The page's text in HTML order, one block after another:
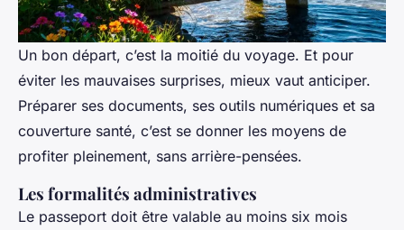
Un bon départ, c’est la moitié du voyage. Et pour
éviter les mauvaises surprises, mieux vaut anticiper.
Préparer ses documents, ses outils numériques et sa
couverture santé, c’est se donner les moyens de
profiter pleinement, sans arrière-pensées.
Les formalités administratives
Le passeport doit être valable au moins six mois